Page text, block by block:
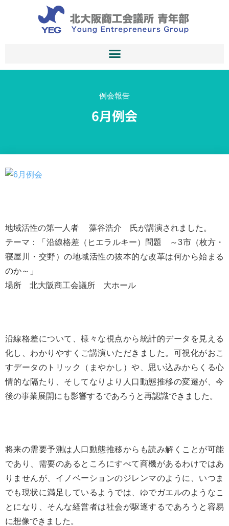
例会報告
6月例会
地域活性の第一人者 藻谷浩介 氏が講演されました。
テーマ：「沿線格差（ヒエラルキー）問題 ～3市（枚方・
寝屋川・交野）の地域活性の抜本的な改革は何から始まる
のか～」
場所 北大阪商工会議所 大ホール
沿線格差について、様々な視点から統計的データを見える
化し、わかりやすくご講演いただきました。可視化がおこ
すデータのトリック（まやかし）や、思い込みからくる心
情的な隔たり、そしてなりより人口動態推移の変遷が、今
後の事業展開にも影響するであろうと再認識できました。
将来の需要予測は人口動態推移からも読み解くことが可能
であり、需要のあるところにすべて商機があるわけではあ
りませんが、イノベーションのジレンマのように、いつま
でも現状に満足しているようでは、ゆでガエルのようなこ
とになり、そんな経営者は社会が駆逐するであろうと容易
に想像できました。